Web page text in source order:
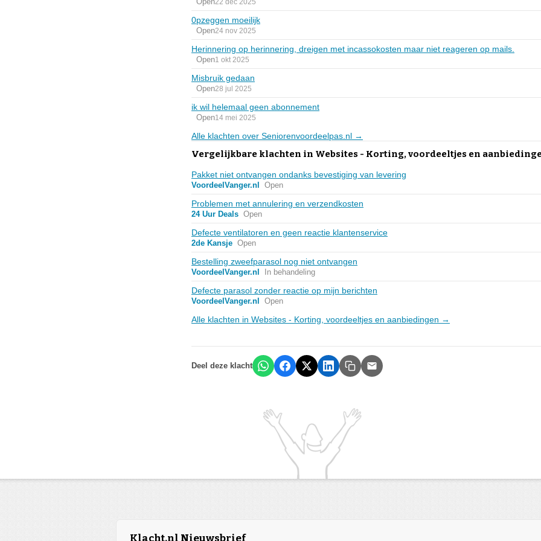
0pzeggen moeilijk
Open24 nov 2025
Herinnering op herinnering, dreigen met incassokosten maar niet reageren op mails.
Open1 okt 2025
Misbruik gedaan
Open28 jul 2025
ik wil helemaal geen abonnement
Open14 mei 2025
Alle klachten over Seniorenvoordeelpas.nl →
Vergelijkbare klachten in Websites - Korting, voordeeltjes en
Pakket niet ontvangen ondanks bevestiging van levering
VoordeelVanger.nl Open
Problemen met annulering en verzendkosten
24 Uur Deals Open
Defecte ventilatoren en geen reactie klantenservice
2de Kansje Open
Bestelling zweefparasol nog niet ontvangen
VoordeelVanger.nl In behandeling
Defecte parasol zonder reactie op mijn berichten
VoordeelVanger.nl Open
Alle klachten in Websites - Korting, voordeeltjes en aanbiedingen →
Deel deze klacht
Klacht.nl Nieuwsbrief